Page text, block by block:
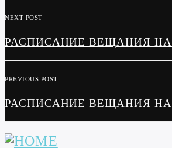
NEXT POST
РАСПИСАНИЕ ВЕЩАНИЯ НА
PREVIOUS POST
РАСПИСАНИЕ ВЕЩАНИЯ НА